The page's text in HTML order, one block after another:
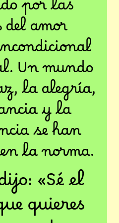
por las
amor
Un mundo
la alegría,
y la
se han
la norma.
«Sé el
quieres